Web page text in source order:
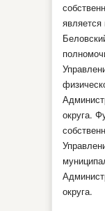
является
округа.
округа.